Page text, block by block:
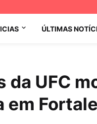
ÚLTIMAS
da UFC
em